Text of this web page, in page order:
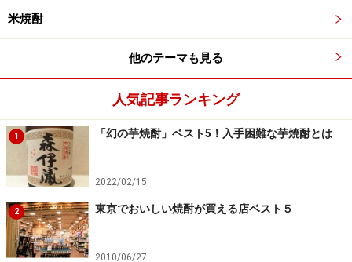
米焼酎
他のテーマも見る
人気記事ランキング
1 「幻の芋焼酎」ベスト5！入手困難な芋焼酎とは
2022/02/15
2 東京でおいしい焼酎が買える店ベスト５
2010/06/27